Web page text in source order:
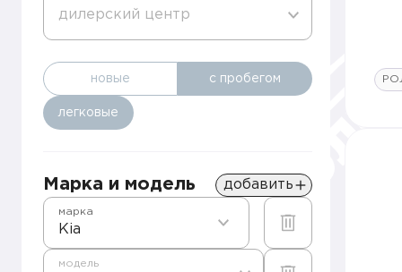
дилерский центр
новые с пробегом
легковые
Марка и модель добавить
Kia
марка
модель